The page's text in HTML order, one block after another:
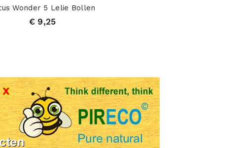
Wonder 5 Lelie Bollen
€ 9,25